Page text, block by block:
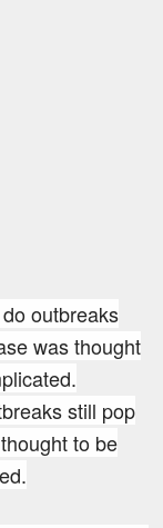
outbreaks
was thought
still pop
to be